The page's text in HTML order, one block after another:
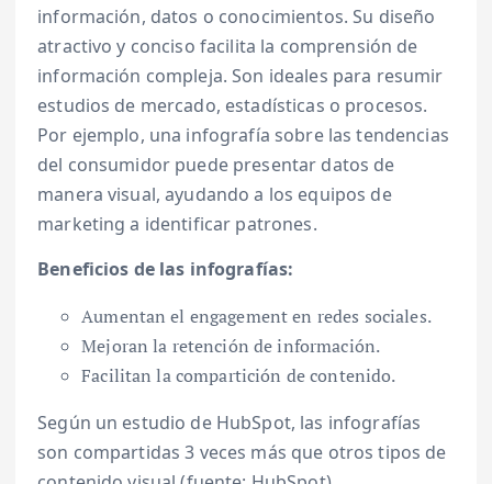
información, datos o conocimientos. Su diseño
atractivo y conciso facilita la comprensión de
información compleja. Son ideales para resumir
estudios de mercado, estadísticas o procesos.
Por ejemplo, una infografía sobre las tendencias
del consumidor puede presentar datos de
manera visual, ayudando a los equipos de
marketing a identificar patrones.
Beneficios de las infografías:
Aumentan el engagement en redes sociales.
Mejoran la retención de información.
Facilitan la compartición de contenido.
Según un estudio de HubSpot, las infografías
son compartidas 3 veces más que otros tipos de